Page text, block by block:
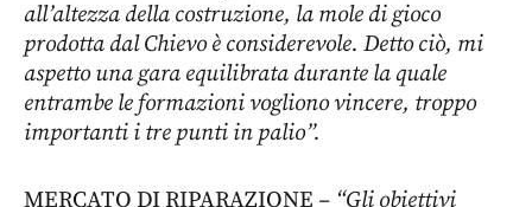
all’altezza della costruzione, la mole di gioco
prodotta dal Chievo è considerevole. Detto ciò, mi
aspetto una gara equilibrata durante la quale
entrambe le formazioni vogliono vincere, troppo
importanti i tre punti in palio”.
MERCATO DI RIPARAZIONE – “Gli obiettivi